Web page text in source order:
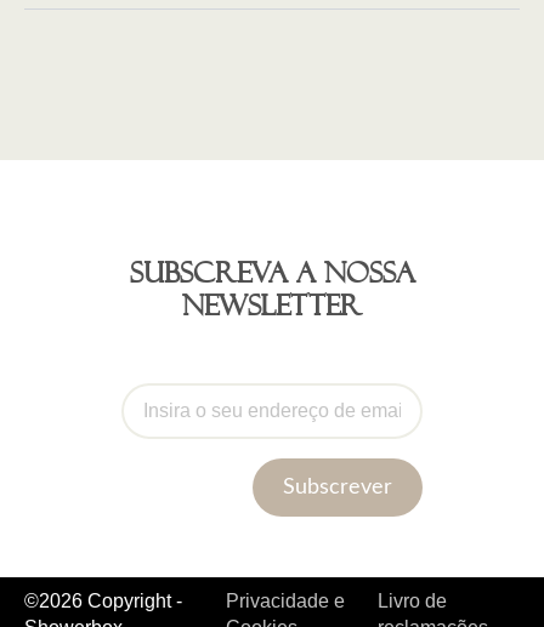
Subscreva a nossa
newsletter
Subscrever
©2026 Copyright -
Privacidade e
Livro de